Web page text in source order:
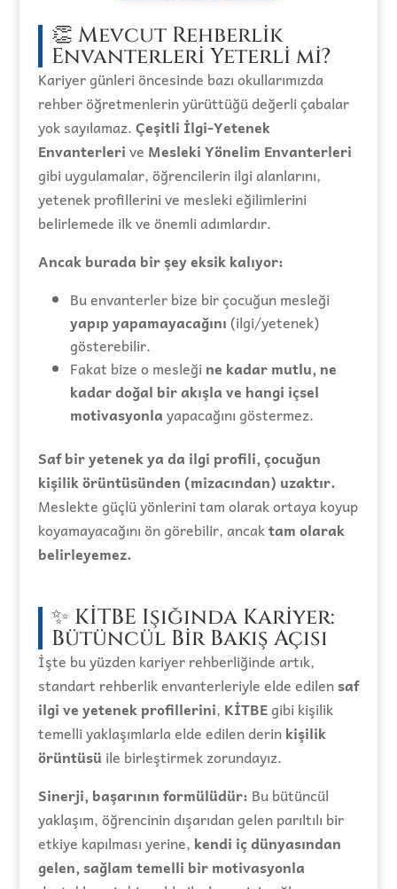
👏 Mevcut Rehberlik
Envanterleri Yeterli mi?
Kariyer günleri öncesinde bazı okullarımızda
rehber öğretmenlerin yürüttüğü değerli çabalar
yok sayılamaz.Çeşitli İlgi-Yetenek
Envanterlerive Mesleki Yönelim Envanterleri
gibi uygulamalar, öğrencilerin ilgi alanlarını,
yetenek profillerini ve mesleki eğilimlerini
belirlemede ilk ve önemli adımlardır.
Ancak burada bir şey eksik kalıyor:
Bu envanterler bize bir çocuğun mesleği
yapıp yapamayacağını (ilgi/yetenek)
gösterebilir.
Fakat bize o mesleği ne kadar mutlu, ne
kadar doğal bir akışla ve hangi içsel
motivasyonlayapacağını göstermez.
Saf bir yetenek ya da ilgi profili, çocuğun
kişilik örüntüsünden (mizacından) uzaktır.
Meslekte güçlü yönlerini tam olarak ortaya koyup
koyamayacağını ön görebilir, ancaktam olarak
belirleyemez.
✨ KİTBE Işığında Kariyer:
Bütüncül Bir Bakış Açısı
İşte bu yüzden kariyer rehberliğinde artık,
standart rehberlik envanterleriyle elde edilensaf
ilgi ve yetenek profillerini, KİTBEgibi kişilik
temelli yaklaşımlarla elde edilen derinkişilik
örüntüsü ile birleştirmek zorundayız.
Sinerji, başarının formülüdür: Bu bütüncül
yaklaşım, öğrencinin dışarıdan gelen parıltılı bir
etkiye kapılması yerine, kendi iç dünyasından
gelen, sağlam temelli bir motivasyonla